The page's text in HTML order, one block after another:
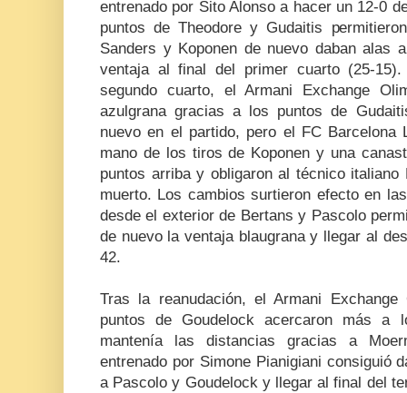
entrenado por Sito Alonso a hacer un 12-0
puntos de Theodore y Gudaitis
Sanders y Koponen de nuevo daban alas
ventaja al final del primer cuarto (25-
segundo cuarto, el Armani Exchange
azulgrana gracias a los puntos de
nuevo en el partido, pero el FC
mano de los tiros de Koponen y una
puntos arriba y obligaron al técnico
muerto. Los cambios surtieron efecto en
desde el exterior de Bertans y Pascolo
de nuevo la ventaja blaugrana y llegar al
42.
Tras la reanudación, el Armani
puntos de Goudelock acercaron más a
mantenía las distancias gracias a
entrenado por Simone Pianigiani consiguió
a Pascolo y Goudelock y llegar al final del